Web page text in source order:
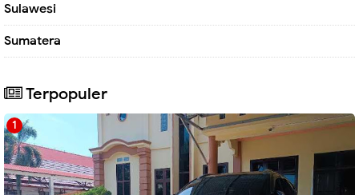
Sulawesi
Sumatera
Terpopuler